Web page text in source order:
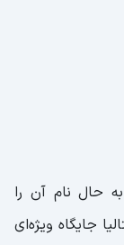
حال نام آن را
جایگاه ویژه‌ای